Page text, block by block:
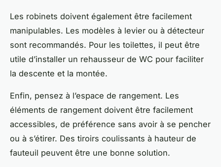
Les robinets doivent également être facilement
manipulables. Les modèles à levier ou à détecteur
sont recommandés. Pour les toilettes, il peut être
utile d’installer un rehausseur de WC pour faciliter
la descente et la montée.
Enfin, pensez à l’espace de rangement. Les
éléments de rangement doivent être facilement
accessibles, de préférence sans avoir à se pencher
ou à s’étirer. Des tiroirs coulissants à hauteur de
fauteuil peuvent être une bonne solution.